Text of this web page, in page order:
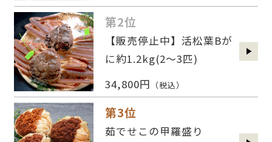
第2位
【販売停止中】活松葉Bが
に約1.2kg(2〜3匹)
34,800円 （税込）
第3位
茹でせこの甲羅盛り